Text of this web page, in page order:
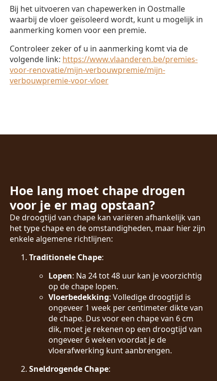
Bij het uitvoeren van chapewerken in Oostmalle
waarbij de vloer geïsoleerd wordt, kunt u mogelijk in
aanmerking komen voor een premie.
Controleer zeker of u in aanmerking komt via de
volgende link: https://www.vlaanderen.be/premies-
voor-renovatie/mijn-verbouwpremie/mijn-
verbouwpremie-voor-vloer
Hoe lang moet chape drogen
voor je er mag opstaan?
De droogtijd van chape kan variëren afhankelijk van
het type chape en de omstandigheden, maar hier zijn
enkele algemene richtlijnen:
Traditionele Chape:
Lopen: Na 24 tot 48 uur kan je voorzichtig
op de chape lopen.
Vloerbedekking: Volledige droogtijd is
ongeveer 1 week per centimeter dikte van
de chape. Dus voor een chape van 6 cm
dik, moet je rekenen op een droogtijd van
ongeveer 6 weken voordat je de
vloerafwerking kunt aanbrengen.
Sneldrogende Chape: